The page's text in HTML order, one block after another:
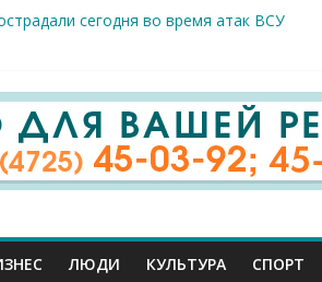
сегодня во время атак ВСУ
в Старооскольском отделе СК
что и где можно продавать без
музей приглашает окунуться в
ЛЮДИ КУЛЬТУРА СПОРТ